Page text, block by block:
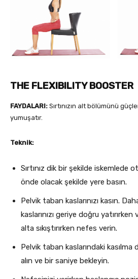
THE FLEXIBILITY BOOSTER
FAYDALARI: Sırtınızın alt bölümünü
yumuşatır.
Teknik:
Sırtınız dik bir şekilde iskemlede
önde olacak şekilde yere basın.
Pelvik taban kaslarınızı kasın.
kaslarınızı geriye doğru
alta sıkıştırırken nefes verin.
Pelvik taban kaslarındaki
alın ve bir saniye bekleyin.